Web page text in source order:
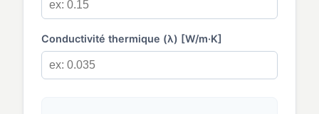
Conductivité thermique (λ) [W/m·K]